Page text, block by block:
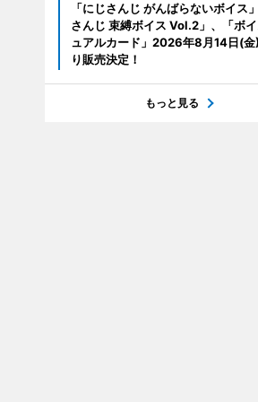
「にじさんじ がんばらないボイス
さんじ 束縛ボイス Vol.2」、「ボ
ュアルカード」2026年8月14日(金
り販売決定！
もっと見る